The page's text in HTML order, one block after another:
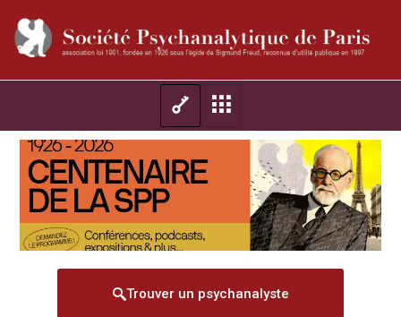
Trouver un psychanalyste